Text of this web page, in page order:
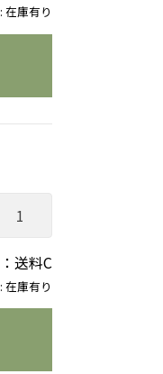
在庫有り
在庫有り
送料C